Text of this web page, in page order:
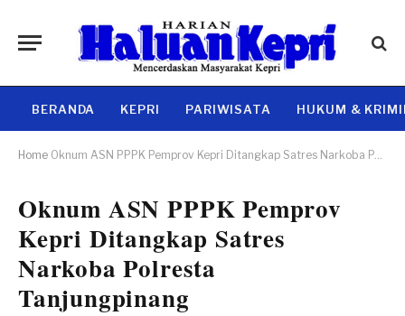
BERANDA KEPRI PARIWISATA HUKUM &
Home Oknum ASN PPPK Pemprov Kepri Ditangkap Satres Narkoba Polresta Tanjungpinang
Oknum ASN PPPK Pemprov
Kepri Ditangkap Satres
Narkoba Polresta
Tanjungpinang